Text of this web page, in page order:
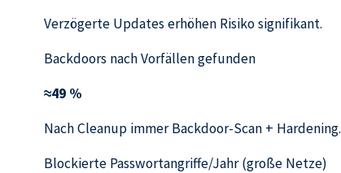
Verzögerte Updates erhöhen Risiko signifikant.
Backdoors nach Vorfällen gefunden
≈49 %
Nach Cleanup immer Backdoor-Scan + Hardening.
Blockierte Passwortangriffe/Jahr (große Netze)